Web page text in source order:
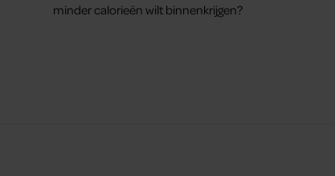
minder calorieën wilt binnenkrijgen?